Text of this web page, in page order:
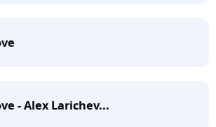
- Alex Larichev...